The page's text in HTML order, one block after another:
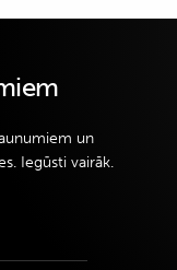
un
Iegūsti vairāk.